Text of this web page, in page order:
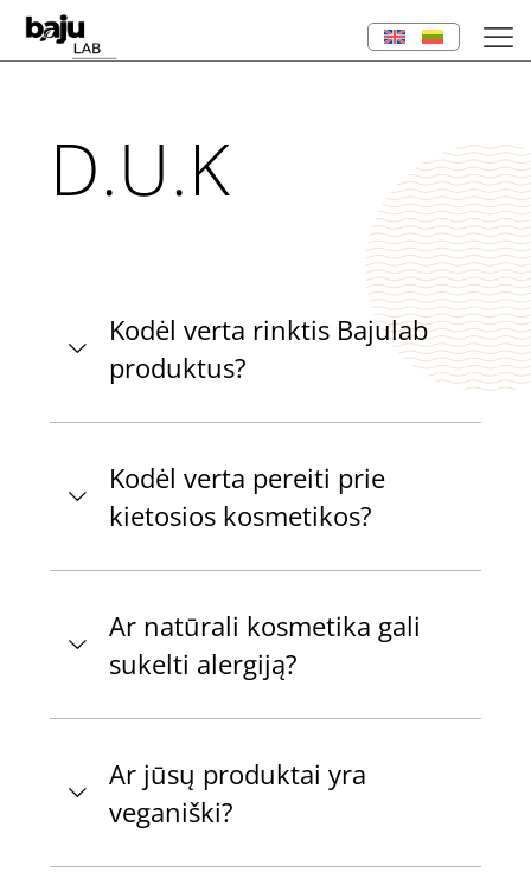
D.U.K
Kodėl verta rinktis Bajulab
produktus?
Kodėl verta pereiti prie
kietosios kosmetikos?
Ar natūrali kosmetika gali
sukelti alergiją?
Ar jūsų produktai yra
veganiški?